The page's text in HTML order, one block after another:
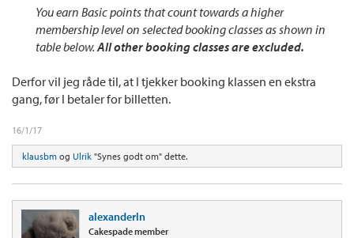
You earn Basic points that count towards a higher
membership level on selected booking classes as shown in
table below. All other booking classes are excluded.
Derfor vil jeg råde til, at I tjekker booking klassen en ekstra
gang, før I betaler for billetten.
16/1/17
klausbm og Ulrik "Synes godt om" dette.
alexanderln
Cakespade member